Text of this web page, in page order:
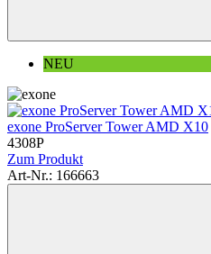
NEU
exone ProServer Tower AMD X10
4308P
Zum Produkt
Art-Nr.: 166663